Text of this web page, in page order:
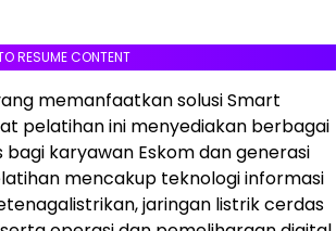
RESUME CONTENT
memanfaatkan solusi Smart
pelatihan ini menyediakan berbagai
karyawan Eskom dan generasi
mencakup teknologi informasi
jaringan listrik cerdas